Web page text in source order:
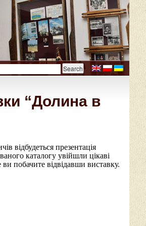
“Долина в
відбудеться презентація
каталогу увійшли цікаві
побачите відвідавши виставку.